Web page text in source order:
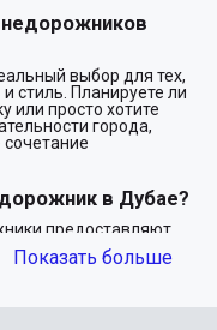
выбор для тех,
стиль. Планируете ли
или просто хотите
города,
в Дубае?
предоставляют
что делает их
или семей с
Показать больше